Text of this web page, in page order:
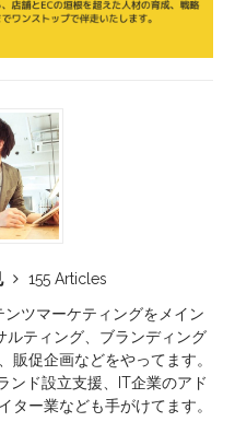
155 Articles
ツマーケティングをメイン
ルティング、ブランディング
販促企画などをやってます。
ンド設立支援、IT企業のアド
ター業なども手がけてます。